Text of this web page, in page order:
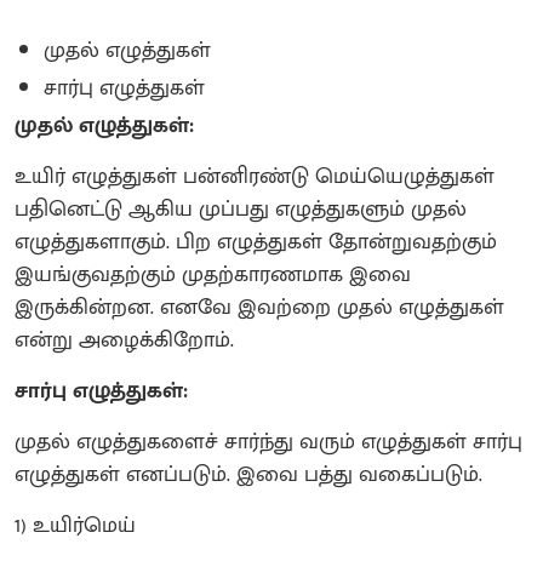
முதல் எழுத்துகள்
சார்பு எழுத்துகள்
முதல் எழுத்துகள்:
உயிர் எழுத்துகள் பன்னிரண்டு மெய்யெழுத்துகள்
பதினெட்டு ஆகிய முப்பது எழுத்துகளும் முதல்
எழுத்துகளாகும். பிற எழுத்துகள் தோன்றுவதற்கும்
இயங்குவதற்கும் முதற்காரணமாக இவை
இருக்கின்றன. எனவே இவற்றை முதல் எழுத்துகள்
என்று அழைக்கிறோம்.
சார்பு எழுத்துகள்:
முதல் எழுத்துகளைச் சார்ந்து வரும் எழுத்துகள் சார்பு
எழுத்துகள் எனப்படும். இவை பத்து வகைப்படும்.
1) உயிர்மெய்